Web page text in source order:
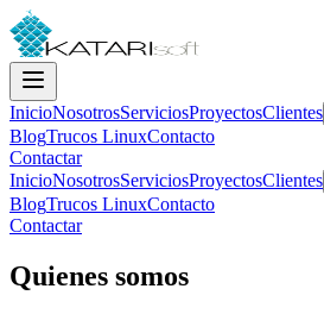
InicioNosotrosServiciosProyectosClientes
BlogTrucos LinuxContacto
Contactar
InicioNosotrosServiciosProyectosClientes
BlogTrucos LinuxContacto
Contactar
Quienes somos